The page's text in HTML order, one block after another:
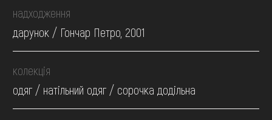
надходження
дарунок / Гончар Петро, 2001
колекція
одяг / натільний одяг / сорочка додільна